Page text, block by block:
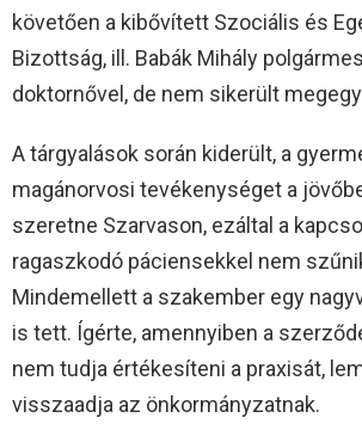
követően a kibővített Szociális és
Bizottság, ill. Babák Mihály
doktornővel, de nem sikerült
A tárgyalások során kiderült, a
magánorvosi tevékenységet a
szeretne Szarvason, ezáltal a
ragaszkodó páciensekkel nem
Mindemellett a szakember egy
is tett. Ígérte, amennyiben a
nem tudja értékesíteni a praxisát,
visszaadja az önkormányzatnak.